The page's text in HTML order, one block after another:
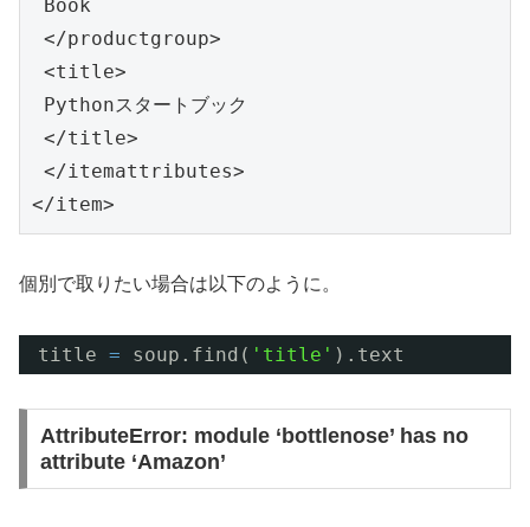
Book
</productgroup>
<title>
Pythonスタートブック
</title>
</itemattributes>
</item>
個別で取りたい場合は以下のように。
title = soup.find( 'title' ).text
AttributeError: module ‘bottlenose’ has no
attribute ‘Amazon’